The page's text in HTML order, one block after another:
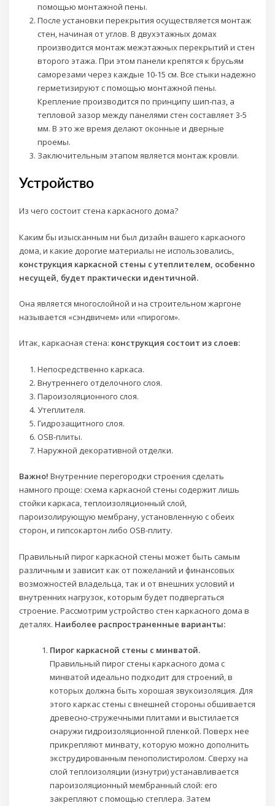
помощью монтажной пены.
После установки перекрытия осуществляется монтаж
стен, начиная от углов. В двухэтажных домах
производится монтаж межэтажных перекрытий и стен
второго этажа. При этом панели крепятся к брусьям
саморезами через каждые 10-15 см. Все стыки надежно
герметизируют с помощью монтажной пены.
Крепление производится по принципу шип-паз, а
тепловой зазор между панелями стен составляет 3-5
мм. В это же время делают оконные и дверные
проемы.
Заключительным этапом является монтаж кровли.
Устройство
Из чего состоит стена каркасного дома?
Каким бы изысканным ни был дизайн вашего каркасного
дома, и какие дорогие материалы не использовались,
конструкция каркасной стены с утеплителем, особенно
несущей, будет практически идентичной.
Она является многослойной и на строительном жаргоне
называется «сэндвичем» или «пирогом».
Итак, каркасная стена: конструкция состоит из слоев:
Непосредственно каркаса.
Внутреннего отделочного слоя.
Пароизоляционного слоя.
Утеплителя.
Гидрозащитного слоя.
OSB-плиты.
Наружной декоративной отделки.
Важно! Внутренние перегородки строения сделать
намного проще: схема каркасной стены содержит лишь
стойки каркаса, теплоизоляционный слой,
пароизолирующую мембрану, установленную с обеих
сторон, и гипсокартон либо OSB-плиту.
Правильный пирог каркасной стены может быть самым
различным и зависит как от пожеланий и финансовых
возможностей владельца, так и от внешних условий и
внутренних нагрузок, которым будет подвергаться
строение. Рассмотрим устройство стен каркасного дома в
деталях. Наиболее распространенные варианты:
Пирог каркасной стены с минватой.
Правильный пирог стены каркасного дома с
минватой идеально подходит для строений, в
которых должна быть хорошая звукоизоляция. Для
этого каркас стены с внешней стороны обшивается
древесно-стружечными плитами и выстилается
снаружи гидроизоляционной пленкой. Поверх нее
прикрепляют минвату, которую можно дополнить
экструдированным пенополистиролом. Сверху на
слой теплоизоляции (изнутри) устанавливается
пароизоляционный мембранный слой: его
закрепляют с помощью степлера. Затем